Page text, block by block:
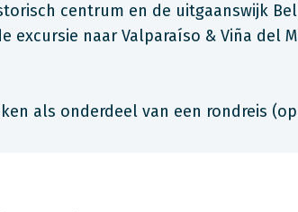
centrum en de uitgaanswijk
excursie naar Valparaíso & Viña del
als onderdeel van een rondreis